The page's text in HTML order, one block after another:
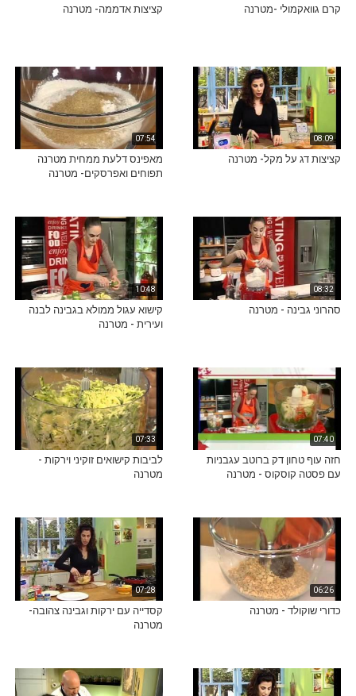
קרם גוואקמולי -מטרנה קציצות אדממה- מטרנה
08:09
קציצות דג על מקל- מטרנה
07:54
מאפינס דלעת ממחית מטרנה
תפוחים ואפרסקים- מטרנה
08:32
סהרוני גבינה - מטרנה
10:48
קישוא עגול ממולא בגבינה לבנה
ועירית - מטרנה
07:40
חזה עוף טחון דק ברוטב עגבניות
עם פסטה קוסקוס - מטרנה
07:33
לביבות קישואים זוקיני וירקות -
מטרנה
06:26
כדורי שוקולד - מטרנה
07:28
קסדייה עם ירקות וגבינה צהובה-
מטרנה